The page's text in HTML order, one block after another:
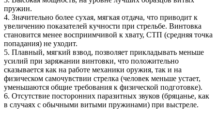
пружин.
4. Значительно более сухая, мягкая отдача, что приводит к
увеличению показателей кучности при стрельбе. Винтовка
становится менее восприимчивой к хвату, СТП (средняя точка
попадания) не уходит.
5. Плавный, мягкий взвод, позволяет прикладывать меньше
усилий при заряжании винтовки, что положительно
сказывается как на работе механики оружия, так и на
физическом самочувствии стрелка (человек меньше устает,
уменьшаются общие требования к физической подготовке).
6. Отсутствие посторонних паразитных звуков (бряцанье, как
в случаях с обычными витыми пружинами) при выстреле.